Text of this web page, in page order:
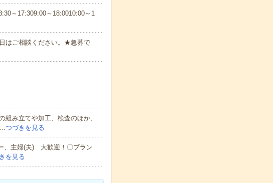
～17:309:00～18:0010:00～1
はご相談ください。★急募で
み立てや加工、検査のほか、
…つづきを見る
、主婦(夫) 大歓迎！〇ブラン
を見る